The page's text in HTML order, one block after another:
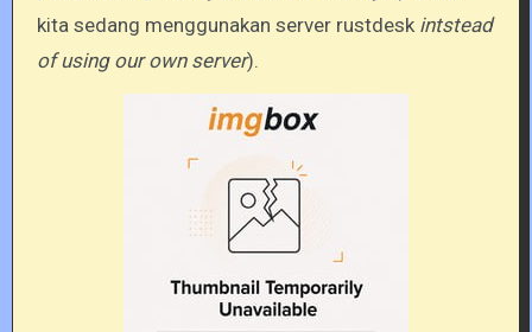
kita sedang menggunakan server rustdesk intstead
of using our own server).